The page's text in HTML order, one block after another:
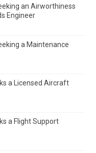
an Airworthiness
Engineer
a Maintenance
a Licensed Aircraft
a Flight Support